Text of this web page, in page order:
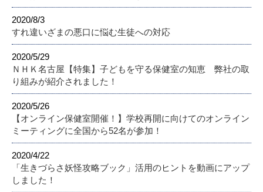
2020/8/3
すれ違いざまの悪口に悩む生徒への対応
2020/5/29
ＮＨＫ名古屋【特集】子どもを守る保健室の知恵 弊社の取
り組みが紹介されました！
2020/5/26
【オンライン保健室開催！】学校再開に向けてのオンライン
ミーティングに全国から52名が参加！
2020/4/22
「生きづらさ妖怪攻略ブック」活用のヒントを動画にアップ
しました！